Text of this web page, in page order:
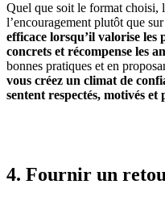
Quel que soit le format choisi,
l’encouragement plutôt que
efficace lorsqu’il valorise les
concrets et récompense les
bonnes pratiques et en
vous créez un climat de
sentent respectés, motivés et
4. Fournir un